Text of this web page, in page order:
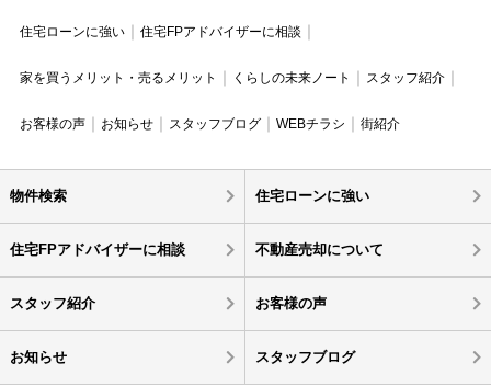
住宅ローンに強い 住宅FPアドバイザーに相談
家を買うメリット・売るメリット くらしの未来ノート スタッフ紹介
お客様の声 お知らせ スタッフブログ WEBチラシ 街紹介
物件検索 住宅ローンに強い
住宅FPアドバイザーに相談 不動産売却について
スタッフ紹介 お客様の声
お知らせ スタッフブログ